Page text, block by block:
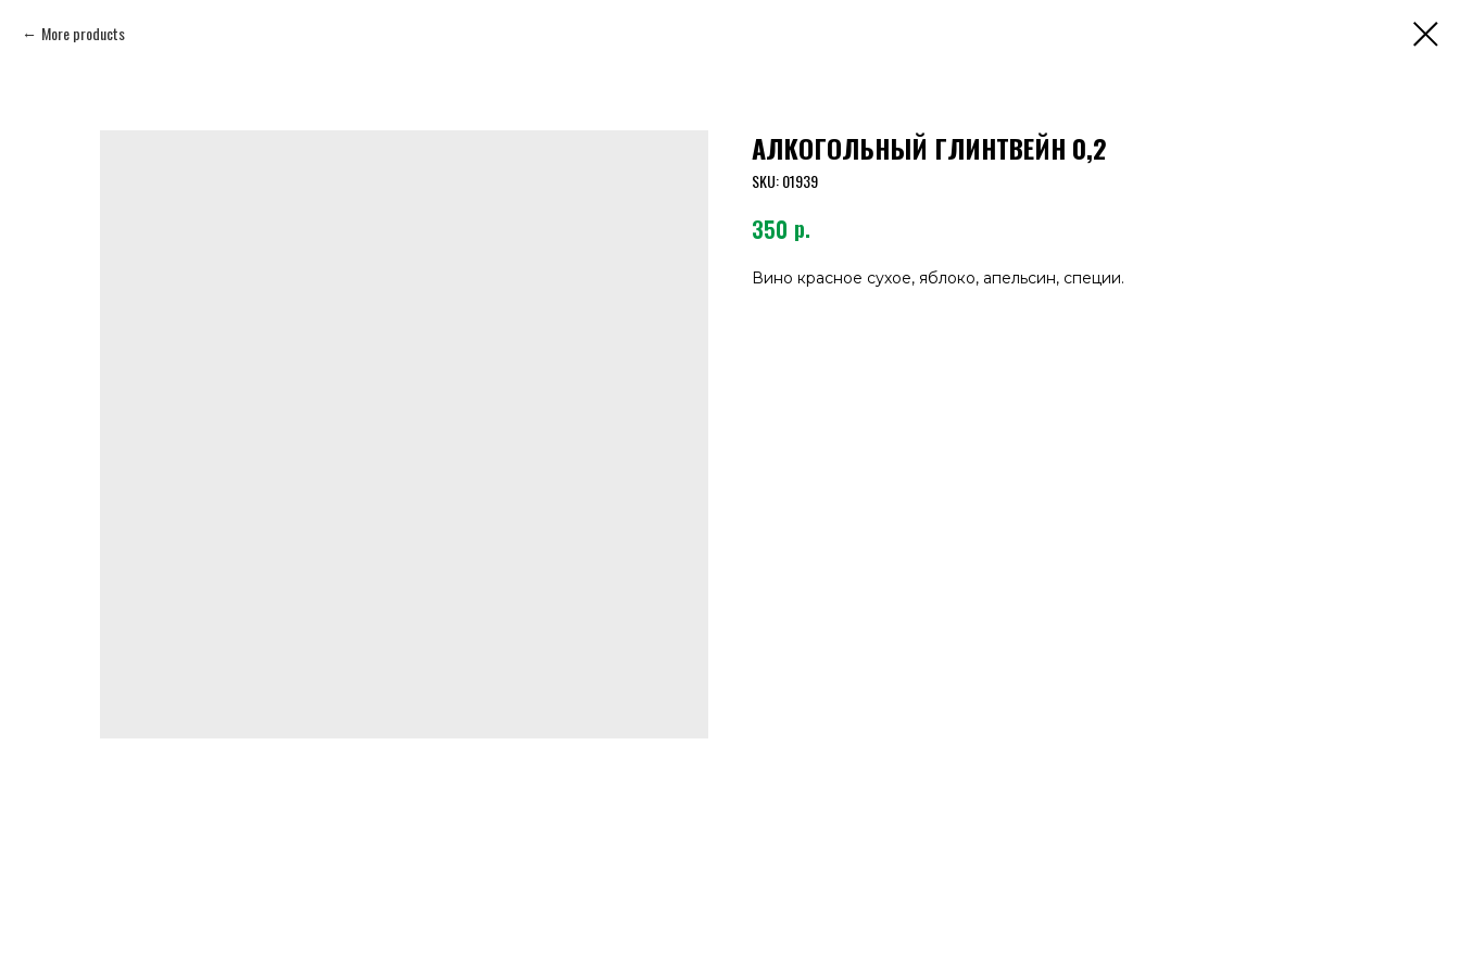
More products
АЛКОГОЛЬНЫЙ ГЛИНТВЕЙН 0,2
SKU:01939
350 р.
Вино красное сухое, яблоко, апельсин, специи.